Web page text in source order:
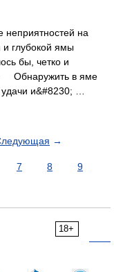
на
и глубокой ямы
бы, четко и
Обнаружить в яме
и&#8230; …
→
7 8
9
18+